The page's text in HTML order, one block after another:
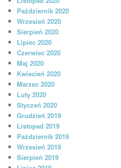
Październik 2020
Wrzesień 2020
Sierpień 2020
Lipiec 2020
Czerwiec 2020
Maj 2020
Kwiecień 2020
Marzec 2020
Luty 2020
Styczeń 2020
Grudzień 2019
Listopad 2019
Październik 2019
Wrzesień 2019
Sierpień 2019